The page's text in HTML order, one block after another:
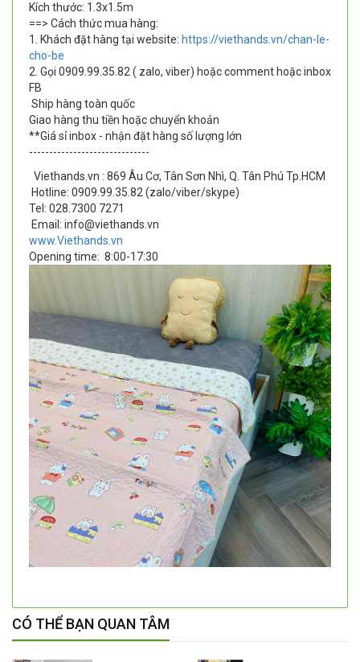
Kích thước: 1.3x1.5m
==> Cách thức mua hàng:
1. Khách đặt hàng tại website: https://viethands.vn/chan-le-
cho-be
2. Gọi 0909.99.35.82 ( zalo, viber) hoặc comment hoặc inbox
FB
Ship hàng toàn quốc
Giao hàng thu tiền hoặc chuyển khoản
**Giá sỉ inbox - nhận đặt hàng số lượng lớn
------------------------------
Viethands.vn : 869 Âu Cơ, Tân Sơn Nhì, Q. Tân Phú Tp.HCM
Hotline: 0909.99.35.82 (zalo/viber/skype)
Tel: 028.7300 7271
Email: info@viethands.vn
www.Viethands.vn
Opening time: 8:00-17:30
CÓ THỂ BẠN QUAN TÂM